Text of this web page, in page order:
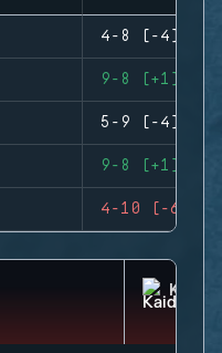
4-8 (-4)
9-8 (+1)
5-9 (-4)
9-8 (+1)
4-10 (-6)
KAID